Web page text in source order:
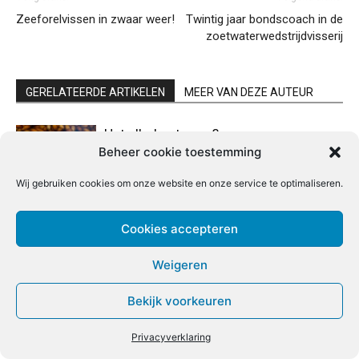
Beheer cookie toestemming
Wij gebruiken cookies om onze website en onze service te optimaliseren.
Cookies accepteren
Weigeren
Bekijk voorkeuren
Privacyverklaring
Zeeforelvissen in zwaar weer!
Twintig jaar bondscoach in de
zoetwaterwedstrijdvisserij
GERELATEERDE ARTIKELEN MEER VAN DEZE AUTEUR
Het allerbeste aas?
Verandering van spijs…
De nostalgie-factor (deel 2)